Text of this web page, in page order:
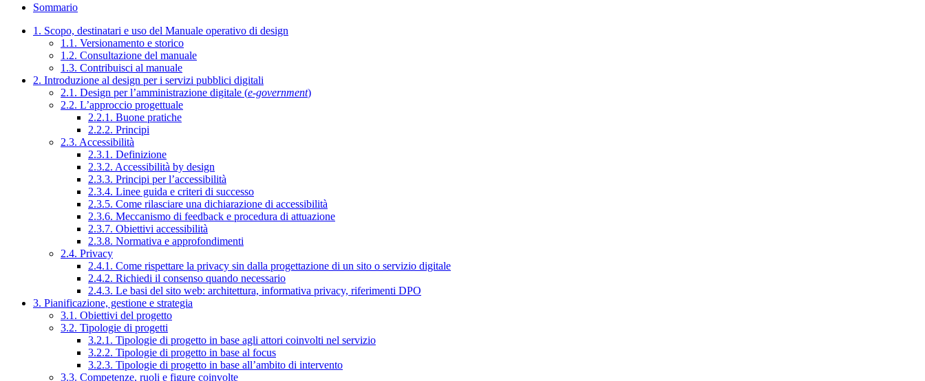
Sommario
1. Scopo, destinatari e uso del Manuale operativo di design
1.1. Versionamento e storico
1.2. Consultazione del manuale
1.3. Contribuisci al manuale
2. Introduzione al design per i servizi pubblici digitali
2.1. Design per l’amministrazione digitale (e-government)
2.2. L’approccio progettuale
2.2.1. Buone pratiche
2.2.2. Principi
2.3. Accessibilità
2.3.1. Definizione
2.3.2. Accessibilità by design
2.3.3. Principi per l’accessibilità
2.3.4. Linee guida e criteri di successo
2.3.5. Come rilasciare una dichiarazione di accessibilità
2.3.6. Meccanismo di feedback e procedura di attuazione
2.3.7. Obiettivi accessibilità
2.3.8. Normativa e approfondimenti
2.4. Privacy
2.4.1. Come rispettare la privacy sin dalla progettazione di un sito o servizio digitale
2.4.2. Richiedi il consenso quando necessario
2.4.3. Le basi del sito web: architettura, informativa privacy, riferimenti DPO
3. Pianificazione, gestione e strategia
3.1. Obiettivi del progetto
3.2. Tipologie di progetti
3.2.1. Tipologie di progetto in base agli attori coinvolti nel servizio
3.2.2. Tipologie di progetto in base al focus
3.2.3. Tipologie di progetto in base all’ambito di intervento
3.3. Competenze, ruoli e figure coinvolte